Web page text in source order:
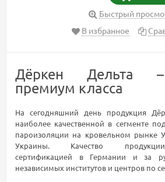
Быстрый
В избранное
Дёркен Дельта –
премиум класса
На сегодняшний день продукция
наиболее качественной в сегменте
пароизоляции на кровельном рынке
Украины. Качество
сертификацией в Германии и за
независимых институтов и центров по